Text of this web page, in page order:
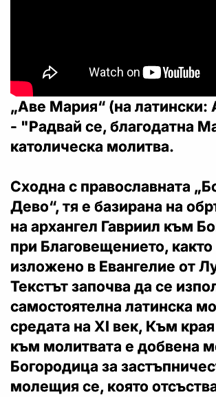
„Аве Мария“ (на латински:
- "Радвай се, благодатна
католическа молитва.
Сходна с православната
Дево“, тя е базирана на
на архангел Гавриил към
при Благовещението, както
изложено в Евангелие от
Текстът започва да се
самостоятелна латинска
средата на XI век, Към
към молитвата е добвена
Богородица за
молещия се, която